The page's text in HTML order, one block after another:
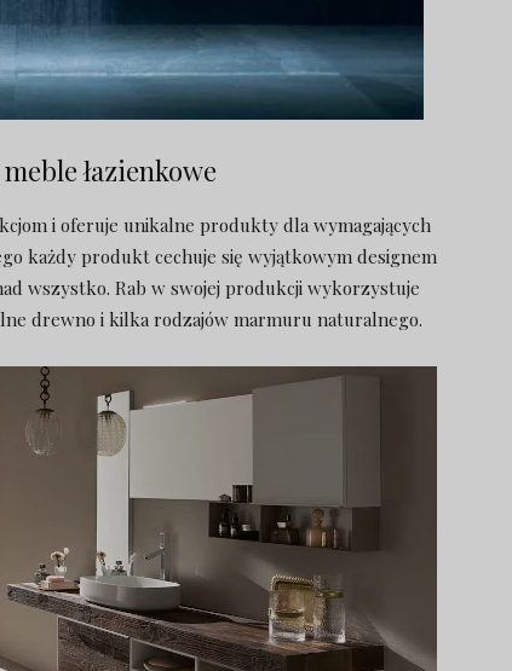
łazienkowe
i oferuje unikalne produkty dla wymagających
każdy produkt cechuje się wyjątkowym designem
wszystko. Rab w swojej produkcji wykorzystuje
drewno i kilka rodzajów marmuru naturalnego.